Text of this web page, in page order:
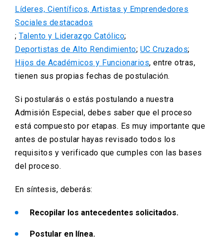
Líderes, Científicos, Artistas y Emprendedores
Sociales destacados
; Talento y Liderazgo Católico;
Deportistas de Alto Rendimiento; UC Cruzados;
Hijos de Académicos y Funcionarios, entre otras,
tienen sus propias fechas de postulación.
Si postularás o estás postulando a nuestra
Admisión Especial, debes saber que el proceso
está compuesto por etapas. Es muy importante que
antes de postular hayas revisado todos los
requisitos y verificado que cumples con las bases
del proceso.
En síntesis, deberás:
Recopilar los antecedentes solicitados.
Postular en línea.